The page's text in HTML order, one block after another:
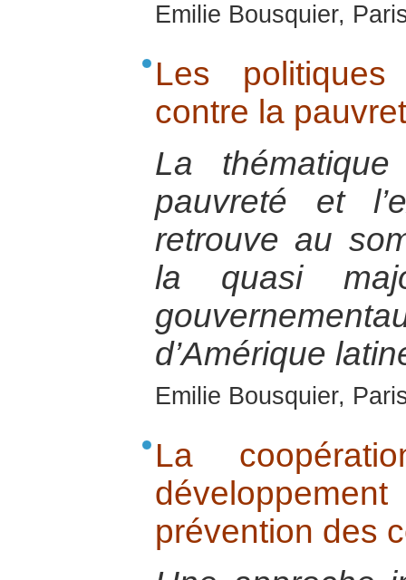
Emilie Bousquier,
Les
contre la
La
pauvreté et
retrouve au
la quasi
d’Amérique
Emilie Bousquier,
La
prévention des